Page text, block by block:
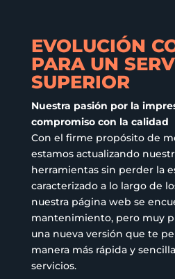
EVOLUCIÓN
PARA UN
SUPERIOR
Nuestra pasión por la
compromiso con la calidad
Con el firme propósito de
estamos actualizando
herramientas sin perder la
caracterizado a lo largo de
nuestra página web se
mantenimiento, pero muy
una nueva versión que te
manera más rápida y
servicios.